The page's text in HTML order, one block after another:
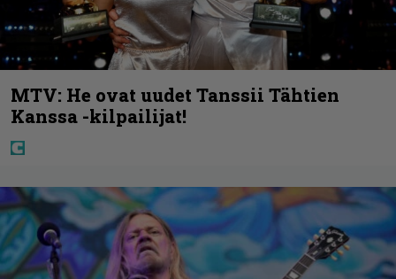
MTV: He ovat uudet Tanssii Tähtien
Kanssa -kilpailijat!